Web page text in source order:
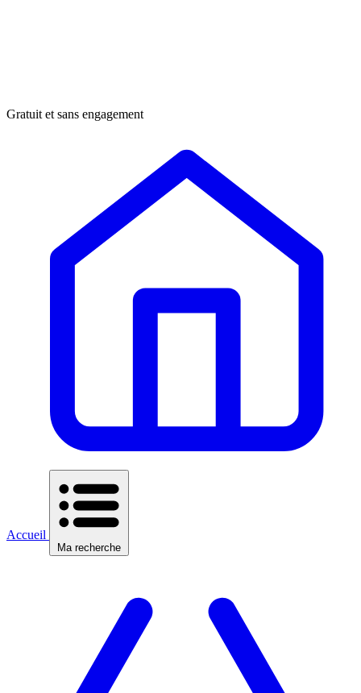
Gratuit et sans engagement
Accueil
Ma recherche